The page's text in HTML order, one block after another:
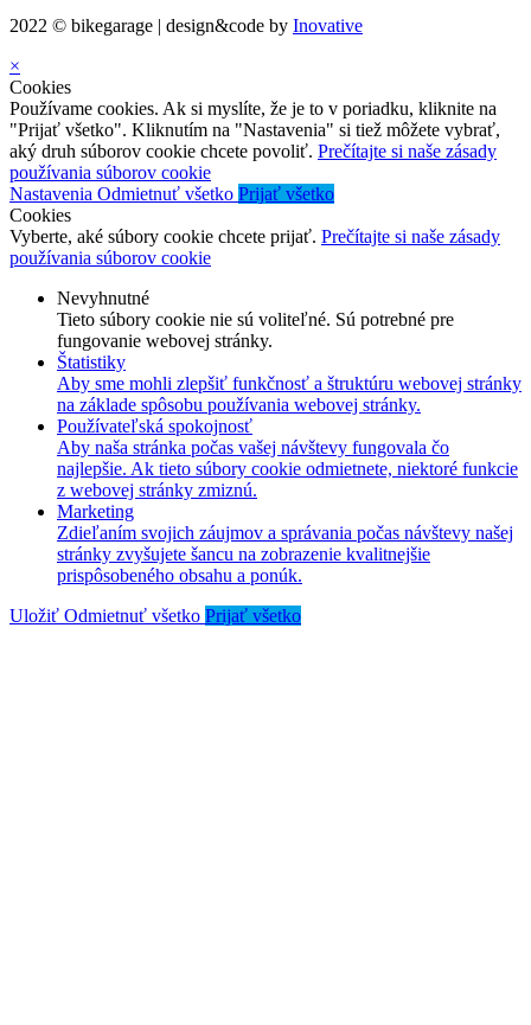
2022 © bikegarage | design&code by Inovative
×
Cookies
Používame cookies. Ak si myslíte, že je to v poriadku, kliknite na
"Prijať všetko". Kliknutím na "Nastavenia" si tiež môžete vybrať,
aký druh súborov cookie chcete povoliť. Prečítajte si naše zásady
používania súborov cookie
Nastavenia Odmietnuť všetko Prijať všetko
Cookies
Vyberte, aké súbory cookie chcete prijať. Prečítajte si naše zásady
používania súborov cookie
Nevyhnutné
Tieto súbory cookie nie sú voliteľné. Sú potrebné pre
fungovanie webovej stránky.
Štatistiky
Aby sme mohli zlepšiť funkčnosť a štruktúru webovej stránky
na základe spôsobu používania webovej stránky.
Používateľská spokojnosť
Aby naša stránka počas vašej návštevy fungovala čo
najlepšie. Ak tieto súbory cookie odmietnete, niektoré funkcie
z webovej stránky zmiznú.
Marketing
Zdieľaním svojich záujmov a správania počas návštevy našej
stránky zvyšujete šancu na zobrazenie kvalitnejšie
prispôsobeného obsahu a ponúk.
Uložiť Odmietnuť všetko Prijať všetko